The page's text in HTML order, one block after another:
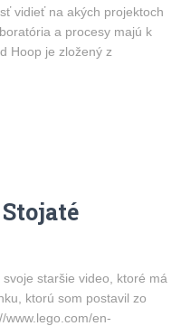
vidieť na akých projektoch
a procesy majú k
Hoop je zložený z
staršie video, ktoré má
ktorú som postavil zo
www.lego.com/en-